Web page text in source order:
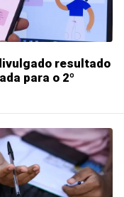
resultado
para o 2º